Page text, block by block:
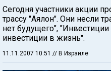
Сегодня участники акции
трассу "Аялон". Они несли
нет будущего",
инвестиции в жизнь".
11.11.2007 10:51 // В Израиле